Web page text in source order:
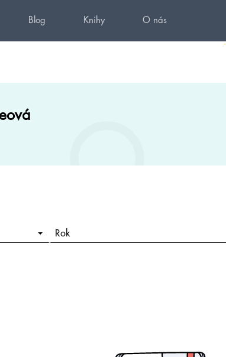
Blog Knihy O nás
Rok